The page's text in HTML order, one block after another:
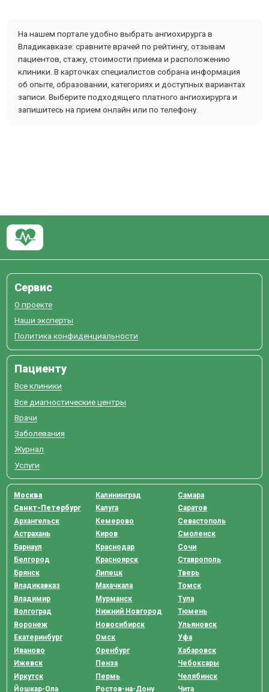
На нашем портале удобно выбрать ангиохирурга в
Владикавказе: сравните врачей по рейтингу, отзывам
пациентов, стажу, стоимости приема и расположению
клиники. В карточках специалистов собрана информация
об опыте, образовании, категориях и доступных вариантах
записи. Выберите подходящего платного ангиохирурга и
запишитесь на прием онлайн или по телефону.
Сервис
О проекте
Наши эксперты
Политика конфиденциальности
Пациенту
Все клиники
Все диагностические центры
Врачи
Заболевания
Журнал
Услуги
Москва
Санкт-Петербург
Архангельск
Астрахань
Барнаул
Белгород
Брянск
Владикавказ
Владимир
Волгоград
Воронеж
Екатеринбург
Иваново
Ижевск
Иркутск
Йошкар-Ола
Калининград
Калуга
Кемерово
Киров
Краснодар
Красноярск
Липецк
Махачкала
Мурманск
Нижний Новгород
Новосибирск
Омск
Оренбург
Пенза
Пермь
Ростов-на-Дону
Самара
Саратов
Севастополь
Смоленск
Сочи
Ставрополь
Тверь
Томск
Тула
Тюмень
Ульяновск
Уфа
Хабаровск
Чебоксары
Челябинск
Чита